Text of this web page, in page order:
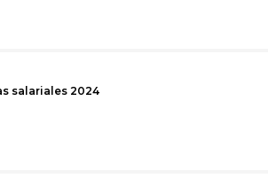
salariales 2024